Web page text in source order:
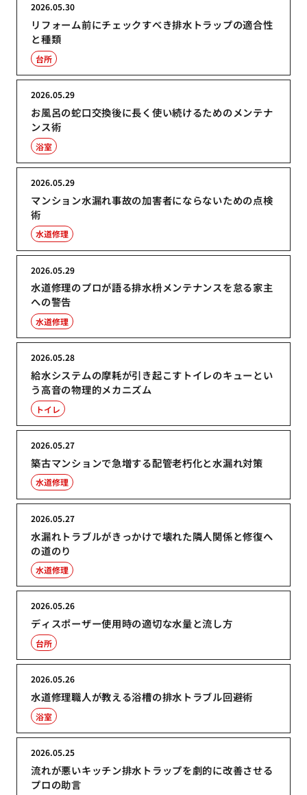
リフォーム前にチェックすべき排水トラップの適合性
と種類
2026.05.30
台所
お風呂の蛇口交換後に長く使い続けるためのメンテナ
ンス術
2026.05.29
浴室
マンション水漏れ事故の加害者にならないための点検
術
2026.05.29
水道修理
水道修理のプロが語る排水枡メンテナンスを怠る家主
への警告
2026.05.29
水道修理
給水システムの摩耗が引き起こすトイレのキューとい
う高音の物理的メカニズム
2026.05.28
トイレ
築古マンションで急増する配管老朽化と水漏れ対策
2026.05.27
水道修理
水漏れトラブルがきっかけで壊れた隣人関係と修復へ
の道のり
2026.05.27
水道修理
ディスポーザー使用時の適切な水量と流し方
2026.05.26
台所
水道修理職人が教える浴槽の排水トラブル回避術
2026.05.26
浴室
流れが悪いキッチン排水トラップを劇的に改善させる
プロの助言
2026.05.25